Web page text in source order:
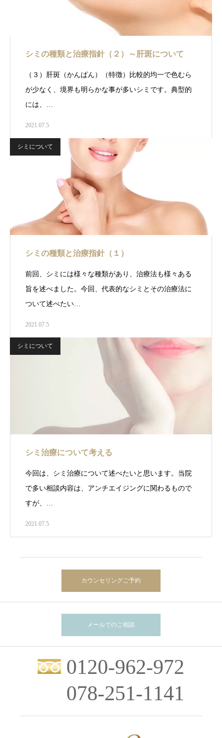
シミの種類と治療指針（２）～肝斑について
（３）肝斑（かんぱん）（特徴）比較的均一で色むら
が少なく、境界も明らかな事が多いシミです。典型的
には、…
2021.07.5
シミについて
シミの種類と治療指針（１）
前回、シミには様々な種類があり、治療法も様々ある
旨を述べました。今回、代表的なシミとその治療法に
ついて述べたい…
2021.07.5
シミについて
シミ治療について考える
今回は、シミ治療について述べたいと思います。当院
で多い相談内容は、アンチエイジングに関わるもので
すが、…
2021.07.5
カウンセリングご予約
メールでのご相談
0120-962-972
078-251-1141